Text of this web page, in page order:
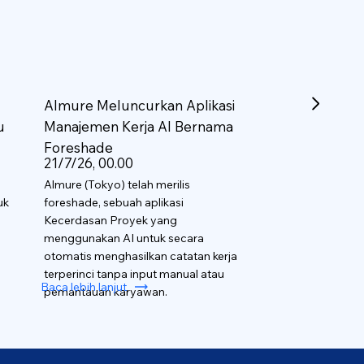
Almure Meluncurkan Aplikasi
Manajemen Kerja AI Bernama
Foreshade
21/7/26, 00.00
Almure (Tokyo) telah merilis
foreshade, sebuah aplikasi
Kecerdasan Proyek yang
menggunakan AI untuk secara
otomatis menghasilkan catatan kerja
terperinci tanpa input manual atau
pemantauan karyawan.
Baca lebih lanjut